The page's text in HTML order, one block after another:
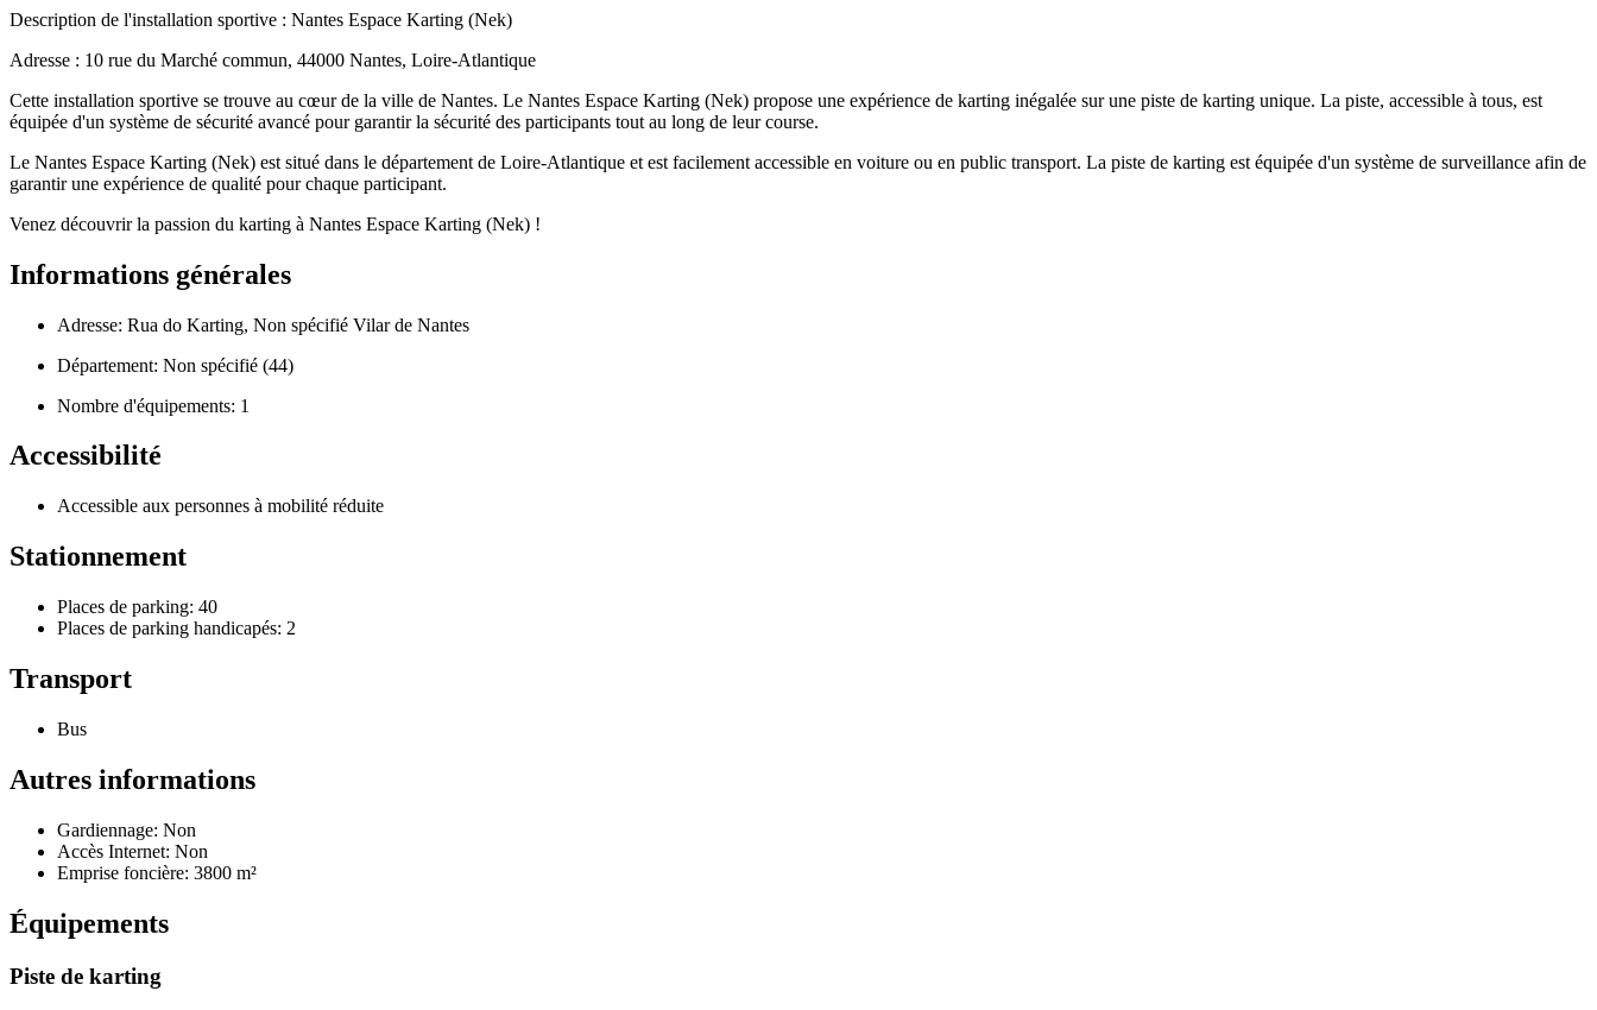
Description de l'installation sportive : Nantes Espace Karting (Nek)
Adresse : 10 rue du Marché commun, 44000 Nantes, Loire-Atlantique
Cette installation sportive se trouve au cœur de la ville de Nantes. Le Nantes Espace Karting (Nek) propose une expérience de karting inégalée sur une piste de karting unique. La piste, accessible à tous, est
équipée d'un système de sécurité avancé pour garantir la sécurité des participants tout au long de leur course.
Le Nantes Espace Karting (Nek) est situé dans le département de Loire-Atlantique et est facilement accessible en voiture ou en public transport. La piste de karting est équipée d'un système de surveillance afin de
garantir une expérience de qualité pour chaque participant.
Venez découvrir la passion du karting à Nantes Espace Karting (Nek) !
Informations générales
Adresse: Rua do Karting, Non spécifié Vilar de Nantes
Département: Non spécifié (44)
Nombre d'équipements: 1
Accessibilité
Accessible aux personnes à mobilité réduite
Stationnement
Places de parking: 40
Places de parking handicapés: 2
Transport
Bus
Autres informations
Gardiennage: Non
Accès Internet: Non
Emprise foncière: 3800 m²
Équipements
Piste de karting